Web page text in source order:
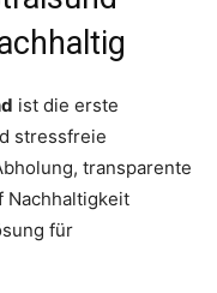
ist die erste
stressfreie
transparente
Nachhaltigkeit
für